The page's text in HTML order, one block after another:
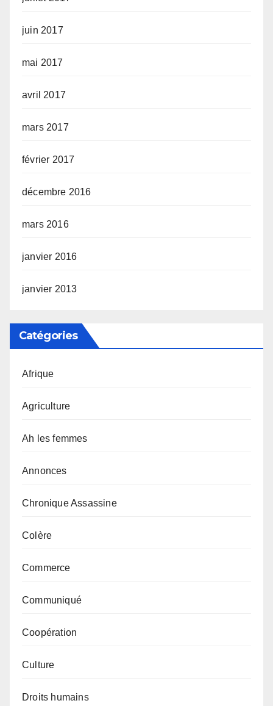
juin 2017
mai 2017
avril 2017
mars 2017
février 2017
décembre 2016
mars 2016
janvier 2016
janvier 2013
Catégories
Afrique
Agriculture
Ah les femmes
Annonces
Chronique Assassine
Colère
Commerce
Communiqué
Coopération
Culture
Droits humains